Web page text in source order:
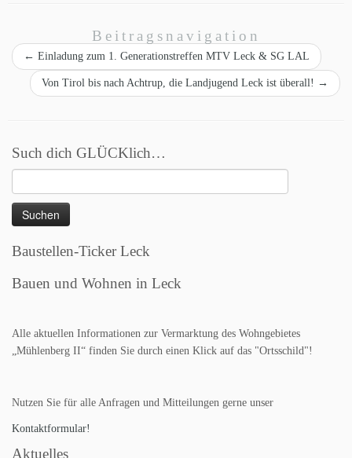
Beitragsnavigation
← Einladung zum 1. Generationstreffen MTV Leck & SG LAL
Von Tirol bis nach Achtrup, die Landjugend Leck ist überall! →
Such dich GLÜCKlich…
nach:
Baustellen-Ticker Leck
Bauen und Wohnen in Leck
Alle aktuellen Informationen zur Vermarktung des Wohngebietes
„Mühlenberg II“ finden Sie durch einen Klick auf das "Ortsschild"!
Nutzen Sie für alle Anfragen und Mitteilungen gerne unser
Kontaktformular!
Aktuelles